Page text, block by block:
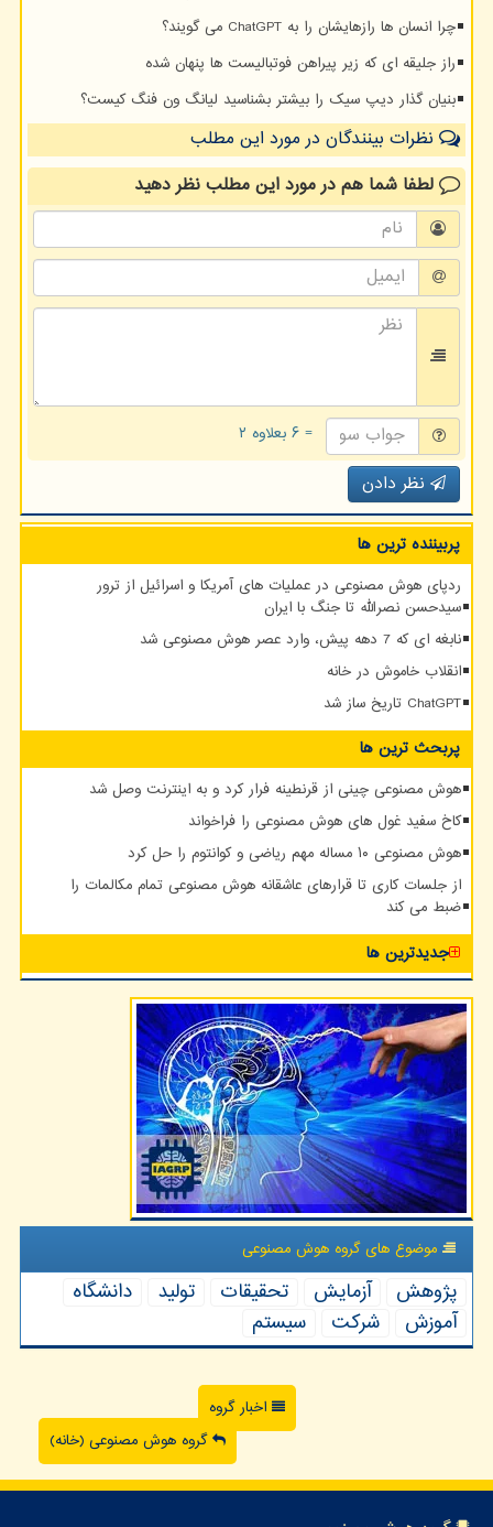
چرا انسان ها رازهایشان را به ChatGPT می گویند؟
راز جلیقه ای که زیر پیراهن فوتبالیست ها پنهان شده
بنیان گذار دیپ سیک را بیشتر بشناسید لیانگ ون فنگ کیست؟
نظرات بینندگان در مورد این مطلب
لطفا شما همدر مورد این مطلبنظر دهید
= ۶ بعلاوه ۲
نظر دادن
پربیننده ترین ها
ردپای هوش مصنوعی در عملیات های آمریکا و اسرائیل از ترور
سیدحسن نصرالله تا جنگ با ایران
نابغه ای که 7 دهه پیش، وارد عصر هوش مصنوعی شد
انقلاب خاموش در خانه
ChatGPT تاریخ ساز شد
پربحث ترین ها
هوش مصنوعی چینی از قرنطینه فرار کرد و به اینترنت وصل شد
کاخ سفید غول های هوش مصنوعی را فراخواند
هوش مصنوعی ۱۰ مساله مهم ریاضی و کوانتوم را حل کرد
از جلسات کاری تا قرارهای عاشقانه هوش مصنوعی تمام مکالمات را
ضبط می کند
جدیدترین ها
موضوع های گروه هوش مصنوعی
پژوهش آزمایش تحقیقات تولید
دانشگاه
آموزش
شركت سیستم
اخبار گروه
گروه هوش مصنوعی (خانه)